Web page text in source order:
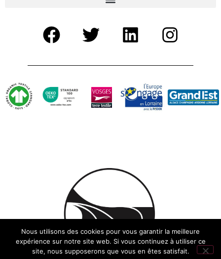
Nous utilisons des cookies pour vous garantir la meilleure
expérience sur notre site web. Si vous continuez à utiliser ce
site, nous supposerons que vous en êtes satisfait.